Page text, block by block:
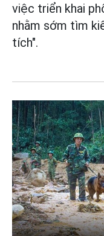
việc triển khai
nhằm sớm tìm
tích".